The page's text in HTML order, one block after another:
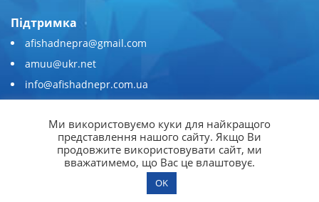
Підтримка
afishadnepra@gmail.com
amuu@ukr.net
info@afishadnepr.com.ua
Приєднуйтесь
Ми використовуємо куки для найкращого
представлення нашого сайту. Якщо Ви
продовжите використовувати сайт, ми
вважатимемо, що Вас це влаштовує.
OK